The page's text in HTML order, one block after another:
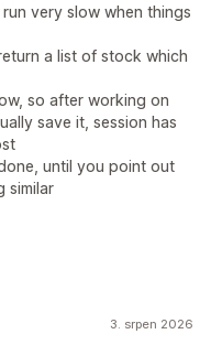
very slow when things
a list of stock which
so after working on
save it, session has
until you point out
similar
3. srpen 2026